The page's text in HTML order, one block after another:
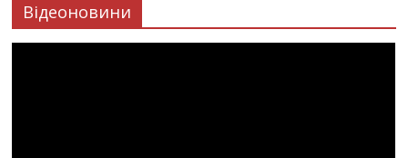
Відеоновини